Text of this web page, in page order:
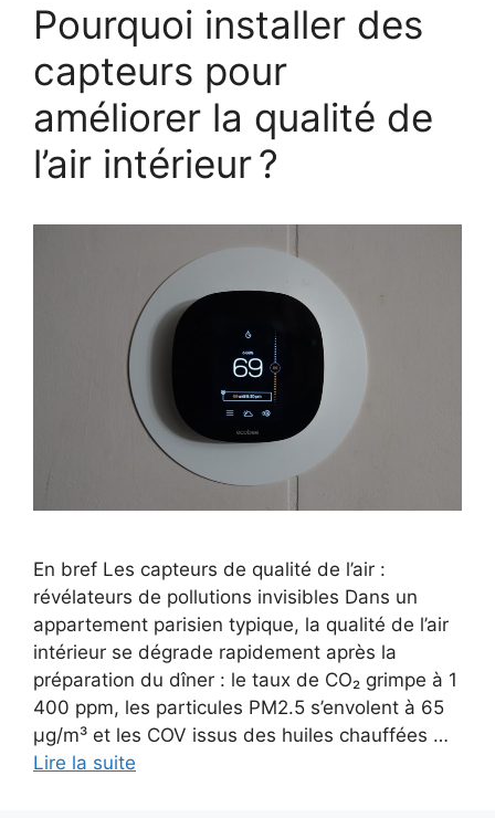
Pourquoi installer des
capteurs pour
améliorer la qualité de
l’air intérieur ?
En bref Les capteurs de qualité de l’air :
révélateurs de pollutions invisibles Dans un
appartement parisien typique, la qualité de l’air
intérieur se dégrade rapidement après la
préparation du dîner : le taux de CO₂ grimpe à 1
400 ppm, les particules PM2.5 s’envolent à 65
µg/m³ et les COV issus des huiles chauffées …
Lire la suite